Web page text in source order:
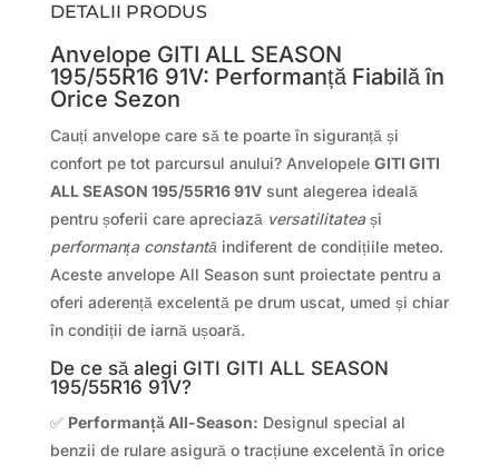
DETALII PRODUS
Anvelope GITI ALL SEASON
195/55R16 91V: Performanță Fiabilă în
Orice Sezon
Cauți anvelope care să te poarte în siguranță și
confort pe tot parcursul anului? Anvelopele GITI GITI
ALL SEASON 195/55R16 91Vsunt alegerea ideală
pentru șoferii care apreciază versatilitateași
performanța constantă indiferent de condițiile meteo.
Aceste anvelope All Season sunt proiectate pentru a
oferi aderență excelentă pe drum uscat, umed și chiar
în condiții de iarnă ușoară.
De ce să alegi GITI GITI ALL SEASON
195/55R16 91V?
✅ Performanță All-Season: Designul special al
benzii de rulare asigură o tracțiune excelentă în orice